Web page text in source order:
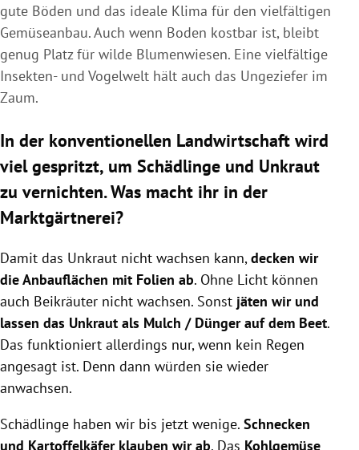
gute Böden und das ideale Klima für den vielfältigen
Gemüseanbau. Auch wenn Boden kostbar ist, bleibt
genug Platz für wilde Blumenwiesen. Eine vielfältige
Insekten- und Vogelwelt hält auch das Ungeziefer im
Zaum.
In der konventionellen Landwirtschaft wird
viel gespritzt, um Schädlinge und Unkraut
zu vernichten. Was macht ihr in der
Marktgärtnerei?
Damit das Unkraut nicht wachsen kann,decken wir
die Anbauflächen mit Folien ab. Ohne Licht können
auch Beikräuter nicht wachsen. Sonst jäten wir und
lassen das Unkraut als Mulch / Dünger auf dem Beet.
Das funktioniert allerdings nur, wenn kein Regen
angesagt ist. Denn dann würden sie wieder
anwachsen.
Schädlinge haben wir bis jetzt wenige. Schnecken
und Kartoffelkäfer klauben wir ab. Das Kohlgemüse